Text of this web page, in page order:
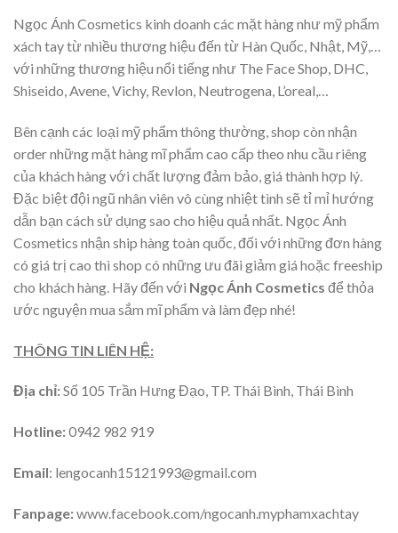
Ngọc Ánh Cosmetics kinh doanh các mặt hàng như mỹ phẩm
xách tay từ nhiều thương hiệu đến từ Hàn Quốc, Nhật, Mỹ,…
với những thương hiệu nổi tiếng như The Face Shop, DHC,
Shiseido, Avene, Vichy, Revlon, Neutrogena, L’oreal,…
Bên cạnh các loại mỹ phẩm thông thường, shop còn nhận
order những mặt hàng mĩ phẩm cao cấp theo nhu cầu riêng
của khách hàng với chất lượng đảm bảo, giá thành hợp lý.
Đặc biệt đội ngũ nhân viên vô cùng nhiệt tình sẽ tỉ mỉ hướng
dẫn bạn cách sử dụng sao cho hiệu quả nhất. Ngọc Ánh
Cosmetics nhận ship hàng toàn quốc, đối với những đơn hàng
có giá trị cao thì shop có những ưu đãi giảm giá hoặc freeship
cho khách hàng. Hãy đến với Ngọc Ánh Cosmetics để thỏa
ước nguyện mua sắm mĩ phẩm và làm đẹp nhé!
THÔNG TIN LIÊN HỆ:
Địa chỉ:Số 105 Trần Hưng Đạo, TP. Thái Bình, Thái Bình
Hotline:0942 982 919
Email: lengocanh15121993@gmail.com
Fanpage:www.facebook.com/ngocanh.myphamxachtay